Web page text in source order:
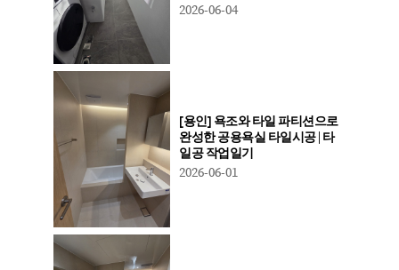
2026-06-04
[용인] 욕조와 타일 파티션으로
완성한 공용욕실 타일시공 | 타
일공 작업일기
2026-06-01